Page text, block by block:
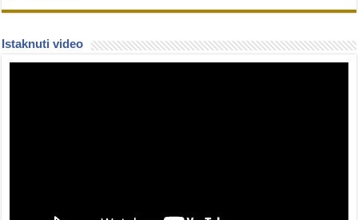
Istaknuti video